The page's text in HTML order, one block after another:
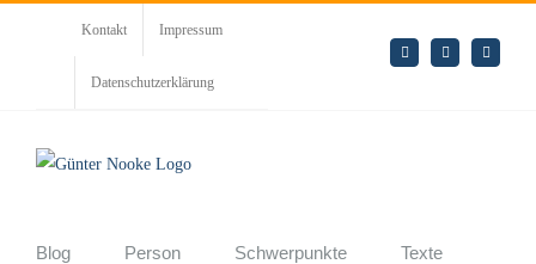
Kontakt Impressum
Datenschutzerklärung
E-
Mail
LinkedInRss
Blog Person Schwerpunkte Texte